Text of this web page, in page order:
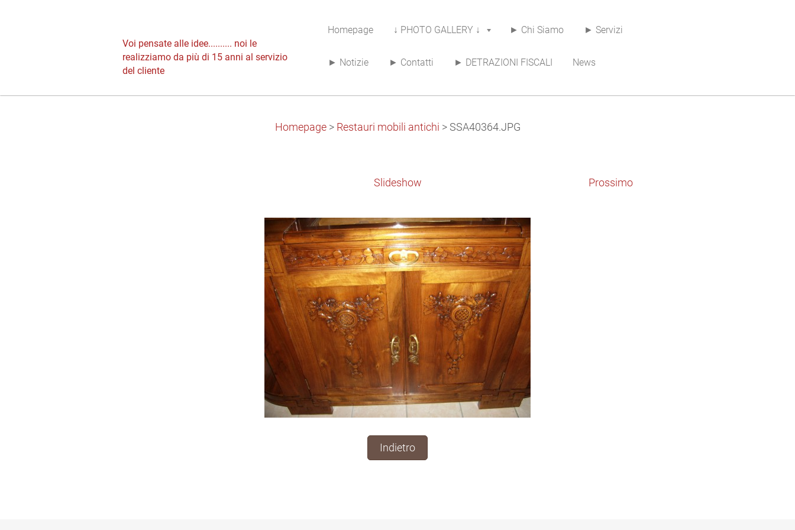
Voi pensate alle idee.......... noi le
realizziamo da più di 15 anni al servizio
del cliente
Homepage ↓ PHOTO GALLERY ↓ ► Chi Siamo ► Servizi
► Notizie ► Contatti ► DETRAZIONI FISCALI News
Homepage > Restauri mobili antichi > SSA40364.JPG
Slideshow Prossimo
Indietro